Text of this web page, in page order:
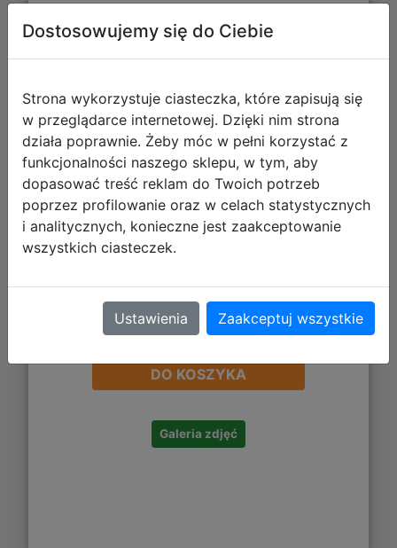
Nemesis: Retaliation (wyd.
angielskie)
511,45 zł
DO KOSZYKA
Galeria zdjęć
Dostosowujemy się do Ciebie
Strona wykorzystuje ciasteczka, które zapisują się
w przeglądarce internetowej. Dzięki nim strona
działa poprawnie. Żeby móc w pełni korzystać z
funkcjonalności naszego sklepu, w tym, aby
dopasować treść reklam do Twoich potrzeb
poprzez profilowanie oraz w celach statystycznych
i analitycznych, konieczne jest zaakceptowanie
wszystkich ciasteczek.
Ustawienia Zaakceptuj wszystkie